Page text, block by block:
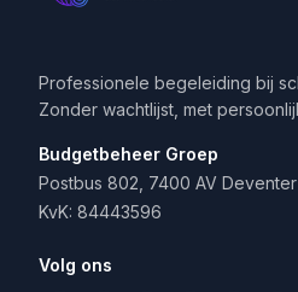
Professionele begeleiding bij
Zonder wachtlijst, met
Budgetbeheer Groep
Postbus 802, 7400 AV Deventer
KvK: 84443596
Volg ons